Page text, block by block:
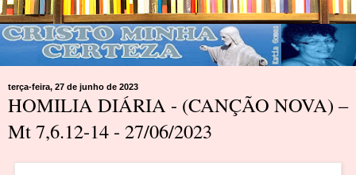
terça-feira, 27 de junho de 2023
HOMILIA DIÁRIA - (CANÇÃO NOVA) –
Mt 7,6.12-14 - 27/06/2023